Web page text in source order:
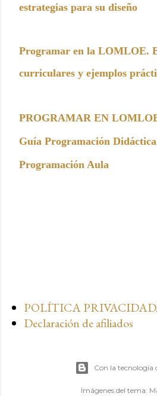
estrategias para su diseño
Programar en la LOMLOE.
curriculares y ejemplos
PROGRAMAR EN
Guía Programación
Programación Aula
POLÍTICA
Declaración de afiliados
Con la tecnología
Imágenes del tema: